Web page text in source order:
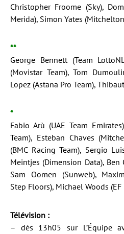
Christopher Froome (Sky),
Merida), Simon Yates
**
George Bennett (Team
(Movistar Team), Tom
Lopez (Astana Pro Team),
*
Fabio Arù (UAE Team
Team), Esteban Chaves
(BMC Racing Team), Sergio
Meintjes (Dimension Data), Ben
Sam Oomen (Sunweb),
Step Floors), Michael Woods
Télévision :
– dès 13h05 sur L’Équipe